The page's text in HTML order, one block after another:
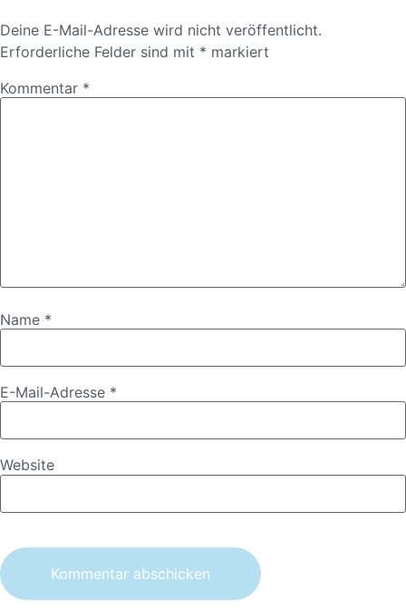
Deine E-Mail-Adresse wird nicht veröffentlicht.
Erforderliche Felder sind mit * markiert
Kommentar *
Name *
E-Mail-Adresse *
Website